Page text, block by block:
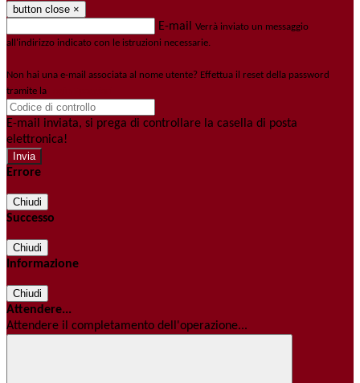
button close ×
E-mail Verrà inviato un messaggio
all'indirizzo indicato con le istruzioni necessarie.
Non hai una e-mail associata al nome utente? Effettua il reset della password
tramite la
E-mail inviata, si prega di controllare la casella di posta
elettronica!
Errore
Chiudi
Successo
Chiudi
Informazione
Chiudi
Attendere...
Attendere il completamento dell'operazione...